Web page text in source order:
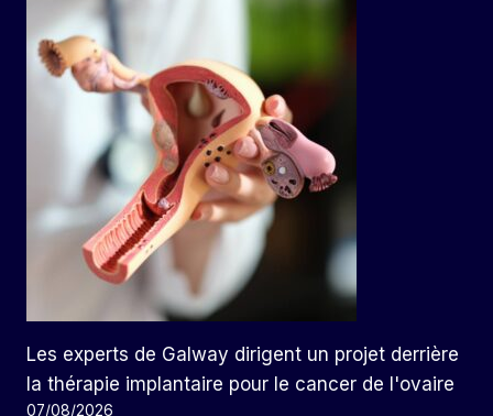
Les experts de Galway dirigent un projet derrière
la thérapie implantaire pour le cancer de l'ovaire
07/08/2026